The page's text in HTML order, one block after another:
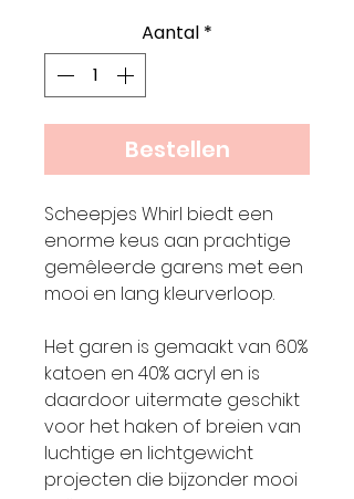
Aantal *
Bestellen
Scheepjes Whirl biedt een
enorme keus aan prachtige
gemêleerde garens met een
mooi en lang kleurverloop.
Het garen is gemaakt van 60%
katoen en 40% acryl en is
daardoor uitermate geschikt
voor het haken of breien van
luchtige en lichtgewicht
projecten die bijzonder mooi